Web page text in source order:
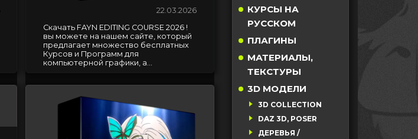
22.03.2026
Скачать FAYN EDITING COURSE 2026 !
вы можете на нашем сайте, который
предлагает множество бесплатных
Курсов и Программ для
компьютерной графики, а...
КУРСЫ НА
РУССКОМ
ПЛАГИНЫ
МАТЕРИАЛЫ,
ТЕКСТУРЫ
3D МОДЕЛИ
3D COLLECTION
DAZ 3D, POSER
ДЕРЕВЬЯ /